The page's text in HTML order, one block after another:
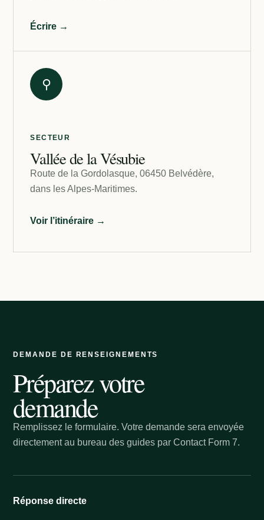
Écrire →
⚲
SECTEUR
Vallée de la Vésubie
Route de la Gordolasque, 06450 Belvédère,
dans les Alpes-Maritimes.
Voir l’itinéraire →
DEMANDE DE RENSEIGNEMENTS
Préparez votre
demande
Remplissez le formulaire. Votre demande sera envoyée
directement au bureau des guides par Contact Form 7.
Réponse directe